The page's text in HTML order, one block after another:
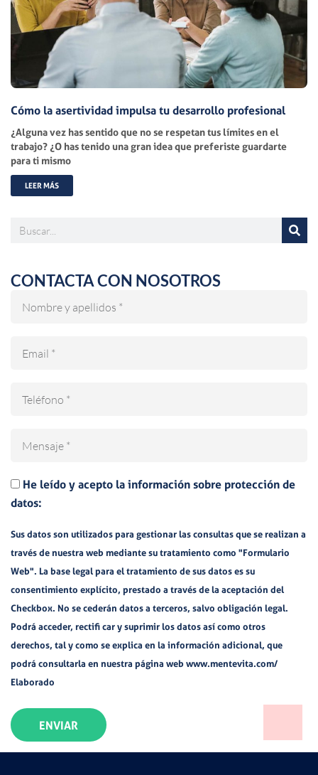
Cómo la asertividad impulsa tu desarrollo profesional
¿Alguna vez has sentido que no se respetan tus límites en el
trabajo? ¿O has tenido una gran idea que preferiste guardarte
para ti mismo
LEER MÁS
Buscar
CONTACTA CON NOSOTROS
He leído y acepto la información sobre protección de
datos:
Sus datos son utilizados para gestionar las consultas que se realizan a
través de nuestra web mediante su tratamiento como "Formulario
Web". La base legal para el tratamiento de sus datos es su
consentimiento explícito, prestado a través de la aceptación del
Checkbox. No se cederán datos a terceros, salvo obligación legal.
Podrá acceder, rectifi car y suprimir los datos así como otros
derechos, tal y como se explica en la información adicional, que
podrá consultarla en nuestra página web www.mentevita.com/
Elaborado
ENVIAR